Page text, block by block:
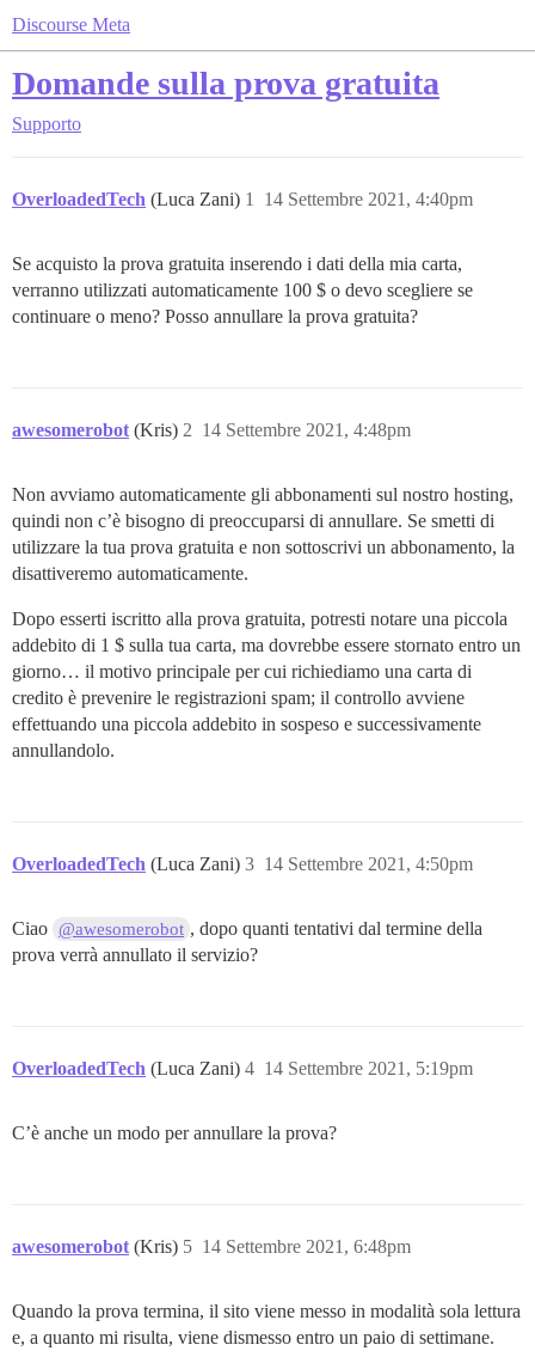
Discourse Meta
Domande sulla prova gratuita
Supporto
OverloadedTech (Luca Zani) 14 Settembre 2021, 4:40pm
1
Se acquisto la prova gratuita inserendo i dati della mia carta,
verranno utilizzati automaticamente 100 $ o devo scegliere se
continuare o meno? Posso annullare la prova gratuita?
awesomerobot (Kris) 14 Settembre 2021, 4:48pm
2
Non avviamo automaticamente gli abbonamenti sul nostro hosting,
quindi non c’è bisogno di preoccuparsi di annullare. Se smetti di
utilizzare la tua prova gratuita e non sottoscrivi un abbonamento, la
disattiveremo automaticamente.
Dopo esserti iscritto alla prova gratuita, potresti notare una piccola
addebito di 1 $ sulla tua carta, ma dovrebbe essere stornato entro un
giorno… il motivo principale per cui richiediamo una carta di
credito è prevenire le registrazioni spam; il controllo avviene
effettuando una piccola addebito in sospeso e successivamente
annullandolo.
OverloadedTech (Luca Zani) 14 Settembre 2021, 4:50pm
3
Ciao @awesomerobot , dopo quanti tentativi dal termine della
prova verrà annullato il servizio?
OverloadedTech (Luca Zani) 14 Settembre 2021, 5:19pm
4
C’è anche un modo per annullare la prova?
awesomerobot (Kris) 14 Settembre 2021, 6:48pm
5
Quando la prova termina, il sito viene messo in modalità sola lettura
e, a quanto mi risulta, viene dismesso entro un paio di settimane.